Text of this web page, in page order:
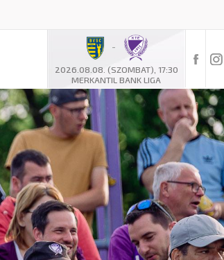
-
2026.08.08. (SZOMBAT), 17:30
MERKANTIL BANK LIGA